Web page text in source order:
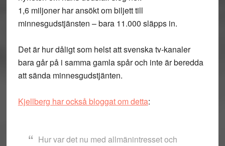
1,6 miljoner har ansökt om biljett till
minnesgudstjänsten – bara 11.000 släpps in.
Det är hur dåligt som helst att svenska tv-kanaler
bara går på i samma gamla spår och inte är beredda
att sända minnesgudstjänten.
Kjellberg har också bloggat om detta:
Hur var det nu med allmänintresset och